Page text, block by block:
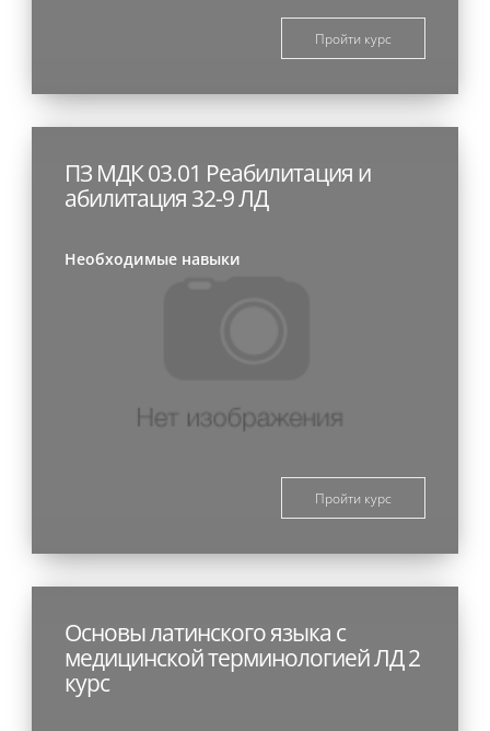
Пройти курс
ПЗ МДК 03.01 Реабилитация и
абилитация 32-9 ЛД
Необходимые навыки
Пройти курс
Основы латинского языка с
медицинской терминологией ЛД 2
курс